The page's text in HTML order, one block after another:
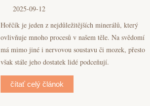
2025-09-12
Hořčík je jeden z nejdůležitějších minerálů, který
ovlivňuje mnoho procesů v našem těle. Na svědomí
má mimo jiné i nervovou soustavu či mozek, přesto
však stále jeho dostatek lidé podceňují.
čítať celý článok